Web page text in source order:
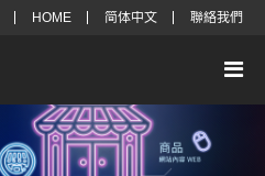
聯絡我們
简体中文
HOME